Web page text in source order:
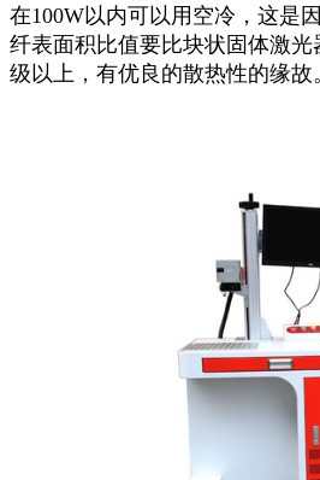
在100W以内可以用空冷，这是
纤表面积比值要比块状固体激
级以上，有优良的散热性的缘故